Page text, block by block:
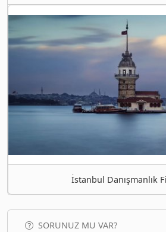
İstanbul Danışmanlık
SORUNUZ MU VAR?